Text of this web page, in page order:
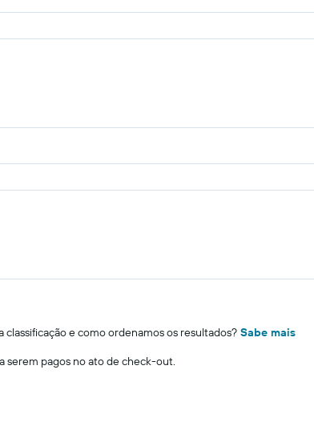
e como ordenamos os resultados? Sabe mais
serem pagos no ato de check-out.